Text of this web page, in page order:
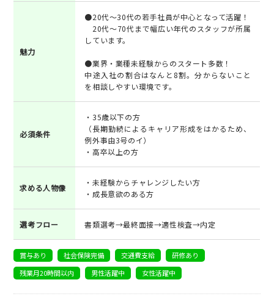
魅力
●20代～30代の若手社員が中心となって活躍！
20代～70代まで幅広い年代のスタッフが所属
しています。
●業界・業種未経験からのスタート多数！
中途入社の割合はなんと8割。分からないこと
を相談しやすい環境です。
必須条件
・35歳以下の方
（長期勤続によるキャリア形成をはかるため、
例外事由3号のイ）
・高卒以上の方
求める人物像
・未経験からチャレンジしたい方
・成長意欲のある方
選考フロー 書類選考→最終面接→適性検査→内定
賞与あり 社会保険完備 交通費支給
研修あり
残業月20時間以内
男性活躍中 女性活躍中